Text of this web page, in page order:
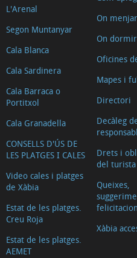
L'Arenal
Segon Muntanyar
Cala Blanca
Cala Sardinera
Cala Barraca o
Portitxol
Cala Granadella
CONSELLS D'ÚS DE
LES PLATGES I CALES
Video cales i platges
de Xàbia
Estat de les platges.
Creu Roja
Estat de les platges.
AEMET
On menjar
On dormir
Oficines
Mapes i
Directori
Decàleg
Drets i
del turista
Queixes,
Xàbia